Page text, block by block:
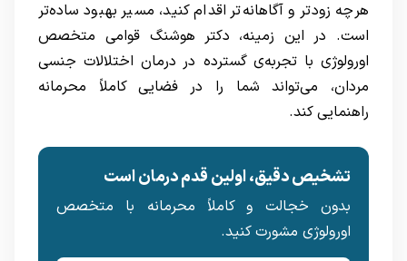
هرچه زودتر و آگاهانه‌تر اقدام کنید، مسیر بهبود ساده‌تر
است. در این زمینه، دکتر هوشنگ قوامی متخصص
اورولوژی با تجربه‌ی گسترده در درمان اختلالات جنسی
مردان، می‌تواند شما را در فضایی کاملاً محرمانه
راهنمایی کند.
تشخیص دقیق، اولین قدم درمان است
بدون خجالت و کاملاً محرمانه با متخصص
اورولوژی مشورت کنید.